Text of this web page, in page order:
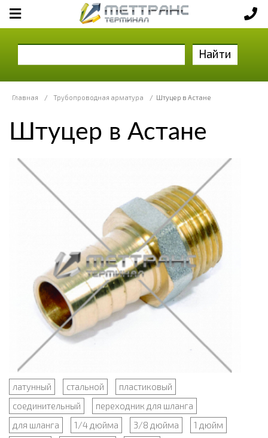
Найти
Главная / Трубопроводная арматура / Штуцер в Астане
Штуцер в Астане
латунный стальной
пластиковый
соединительный
переходник для шланга
для шланга
1/4 дюйма 3/8 дюйма
1 дюйм